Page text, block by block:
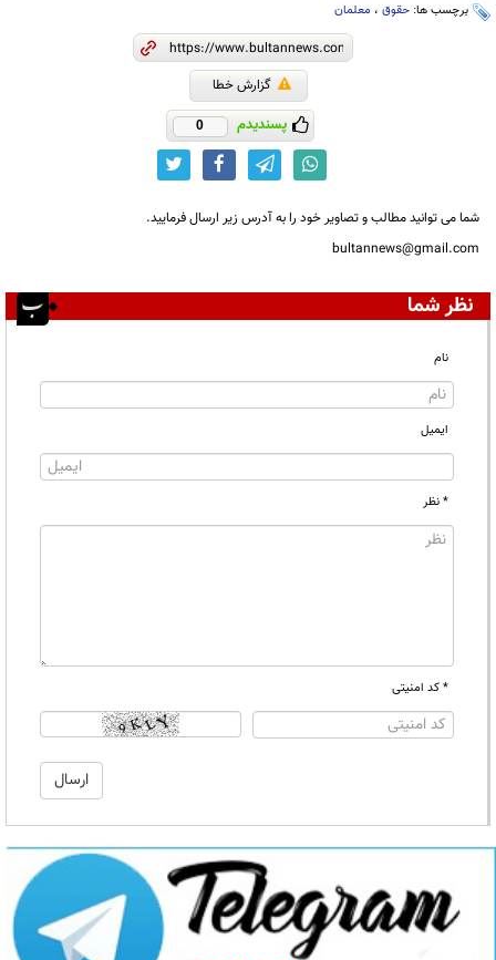
برچسب ها: حقوق ، معلمان
گزارش خطا
پسندیدم 0
شما می توانید مطالب و تصاویر خود را به آدرس زیر ارسال فرمایید.
bultannews@gmail.com
نظر شما
نام
ایمیل
* نظر
* کد امنیتی